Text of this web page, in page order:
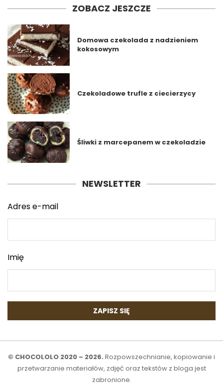
ZOBACZ JESZCZE
Domowa czekolada z nadzieniem
kokosowym
Czekoladowe trufle z ciecierzycy
Śliwki z marcepanem w czekoladzie
NEWSLETTER
Adres e-mail
Imię
© CHOCOLOLO 2020 – 2026. Rozpowszechnianie, kopiowanie i
przetwarzanie materiałów, zdjęć oraz tekstów z bloga jest
zabronione.